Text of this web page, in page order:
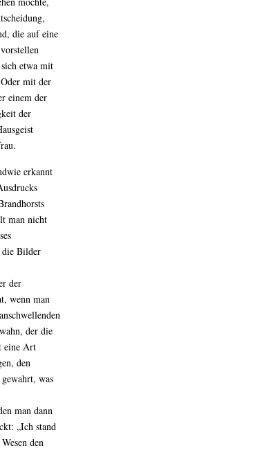
die auf eine
etwa mit
mit der
einem der
der
erkannt
man nicht
die Bilder
der
wenn man
der die
eine Art
den
was
man dann
„Ich stand
den